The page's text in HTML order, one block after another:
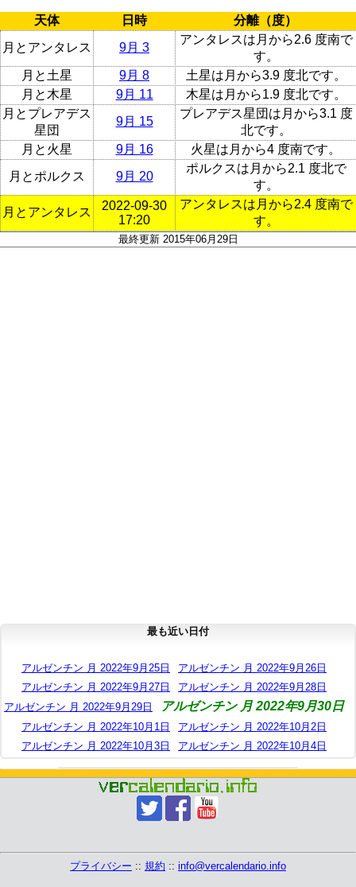
天体 日時
分離（度）
月とアンタレス
9月 3
アンタレスは月から2.6 度南で
す。
月と土星
9月 8
土星は月から3.9 度北です。
月と木星
9月 11
木星は月から1.9 度北です。
月とプレアデス
星団
9月 15
プレアデス星団は月から3.1 度
北です。
月と火星
9月 16
火星は月から4 度南です。
月とポルクス
9月 20
ポルクスは月から2.1 度北で
す。
月とアンタレス
2022-09-30
17:20
アンタレスは月から2.4 度南で
す。
最終更新 2015年06月29日
最も近い日付
アルゼンチン 月 2022年9月25日
アルゼンチン 月 2022年9月26日
アルゼンチン 月 2022年9月27日
アルゼンチン 月 2022年9月28日
アルゼンチン 月 2022年9月29日
アルゼンチン 月 2022年9月30日
アルゼンチン 月 2022年10月1日
アルゼンチン 月 2022年10月2日
アルゼンチン 月 2022年10月3日
アルゼンチン 月 2022年10月4日
プライバシー :: 規約 :: info@vercalendario.info